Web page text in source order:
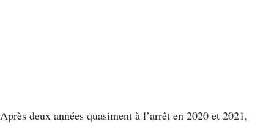
Après deux années quasiment à l’arrêt en 2020 et 2021,